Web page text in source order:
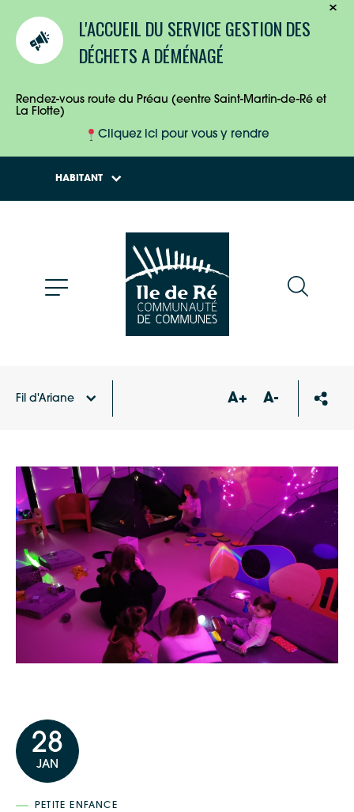
L'ACCUEIL DU SERVICE GESTION DES
DÉCHETS A DÉMÉNAGÉ
Rendez-vous route du Préau (eentre Saint-Martin-de-Ré et
La Flotte)
Cliquez ici pour vous y rendre
HABITANT
ENTREPRISES
Fil d'Ariane A+ A-
28
JAN
PETITE ENFANCE